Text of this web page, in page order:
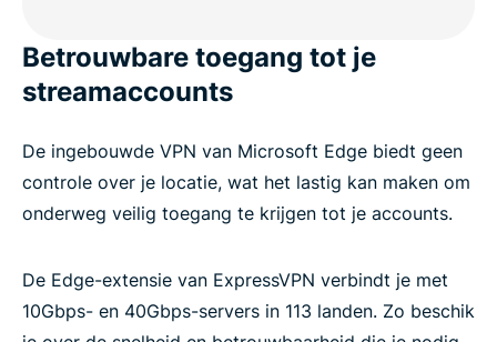
Betrouwbare toegang tot je
streamaccounts
De ingebouwde VPN van Microsoft Edge biedt geen
controle over je locatie, wat het lastig kan maken om
onderweg veilig toegang te krijgen tot je accounts.
De Edge-extensie van ExpressVPN verbindt je met
10Gbps- en 40Gbps-servers in 113 landen. Zo beschik